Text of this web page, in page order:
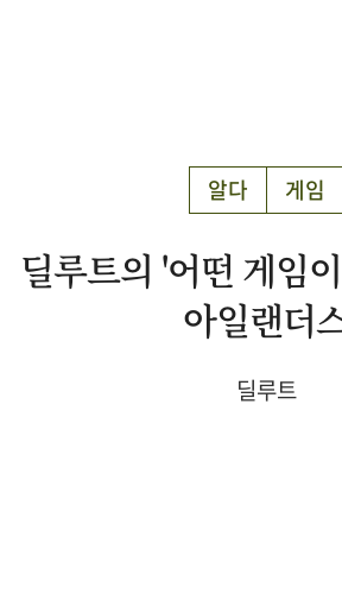
알다 게임
딜루트의 '어떤 게임
아일랜더
딜루트